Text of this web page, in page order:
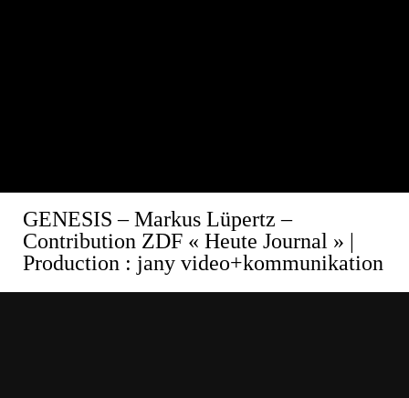
GENESIS – Markus Lüpertz –
Contribution ZDF « Heute Journal » |
Production : jany video+kommunikation